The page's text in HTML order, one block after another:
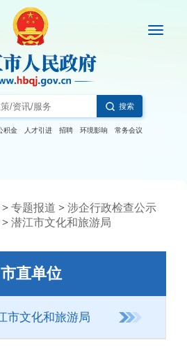
搜索
积金 人才引进 招聘 环境影响 常务会议
> 专题报道 > 涉企行政检查公示
> 潜江市文化和旅游局
市直单位
市文化和旅游局